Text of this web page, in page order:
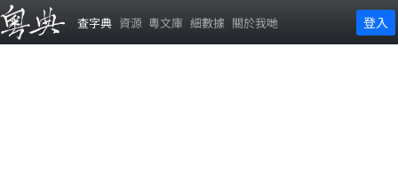
查字典 資源 粵文庫 細數據 關於我哋 登入